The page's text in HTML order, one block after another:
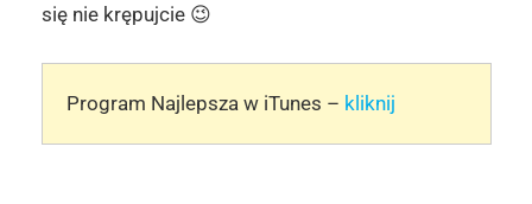
się nie krępujcie 😉
Program Najlepsza w iTunes – kliknij